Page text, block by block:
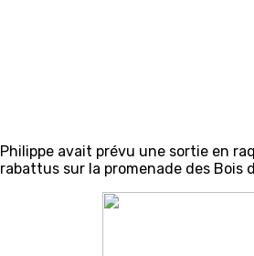
Philippe avait prévu une sortie en
rabattus sur la promenade des Bois